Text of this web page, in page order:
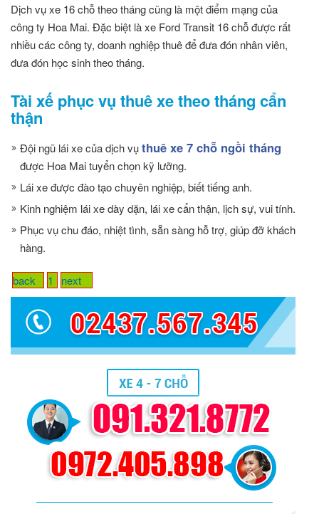
Dịch vụ xe 16 chỗ theo tháng cũng là một điểm mạng của
công ty Hoa Mai. Đặc biệt là xe Ford Transit 16 chỗ được rất
nhiều các công ty, doanh nghiệp thuê để đưa đón nhân viên,
đưa đón học sinh theo tháng.
Tài xế phục vụ thuê xe theo tháng cẩn
thận
Đội ngũ lái xe của dịch vụthuê xe 7 chỗ ngồi tháng
được Hoa Mai tuyển chọn kỹ lưỡng.
Lái xe được đào tạo chuyên nghiệp, biết tiếng anh.
Kinh nghiệm lái xe dày dặn, lái xe cẩn thận, lịch sự, vui tính.
Phục vụ chu đáo, nhiệt tình, sẵn sàng hỗ trợ, giúp đỡ khách
hàng.
back 1 next